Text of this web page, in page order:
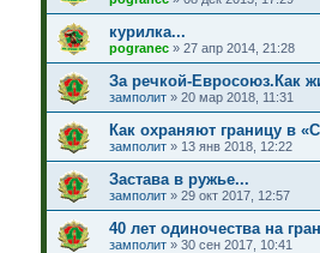
курилка...
pogranec» 27 апр 2014, 21:28
За речкой-Евросоюз.Как
замполит» 20 мар 2018, 11:31
Как охраняют границу в
замполит» 13 янв 2018, 12:22
Застава в ружье...
замполит» 29 окт 2017, 12:57
40 лет одиночества на
замполит» 30 сен 2017, 10:41